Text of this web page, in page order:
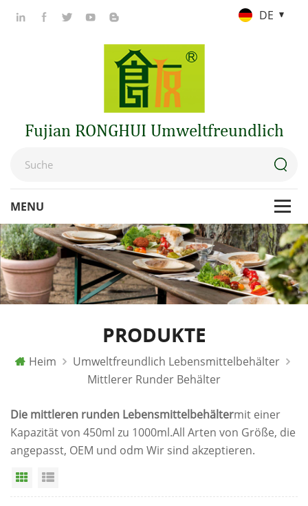
DE
Fujian RONGHUI Umweltfreundlich
PRODUKTE
Heim
Umweltfreundlich Lebensmittelbehälter
Mittlerer Runder Behälter
Die mittleren runden Lebensmittelbehältermit einer
Kapazität von 450ml zu 1000ml.All Arten von Größe, die
angepasst, OEM und odm Wir sind akzeptieren.
Rasteransicht